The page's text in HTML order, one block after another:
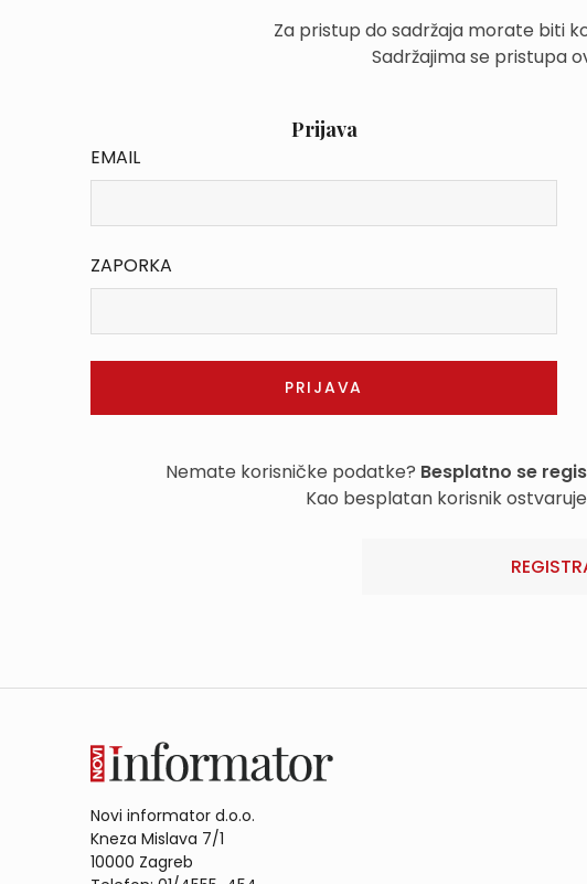
Za pristup do sadržaja morate biti
Sadržajima se pristupa
Prijava
EMAIL
ZAPORKA
Nemate korisničke podatke? Besplatno se
Kao besplatan korisnik
Novi informator d.o.o.
Kneza Mislava 7/1
10000 Zagreb